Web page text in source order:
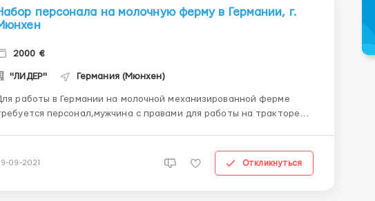
персонала на молочную ферму в Германии, г.
2000 €
"ЛИДЕР" Германия (Мюнхен)
работы в Германии на молочной механизированной ферме
персонал,мужчина с правами для работы на тракторе
смены Выходные по договрённости. Минимум 1 вых...
09-2021 Откликнуться